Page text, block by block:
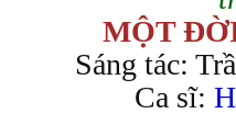
MỘT
Sáng tác:
Ca sĩ: